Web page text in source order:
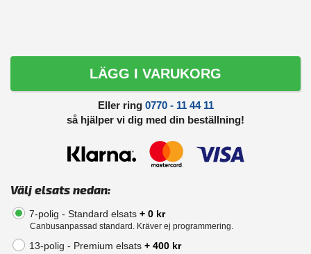
LÄGG I VARUKORG
Eller ring 0770 - 11 44 11
så hjälper vi dig med din beställning!
Välj elsats nedan:
7-polig - Standard elsats + 0 kr
Canbusanpassad standard. Kräver ej programmering.
13-polig - Premium elsats + 400 kr